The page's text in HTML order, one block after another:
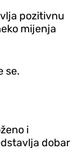
pozitivnu
mijenja
se.
i
dobar